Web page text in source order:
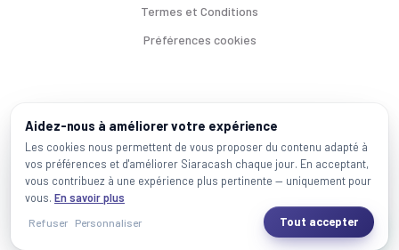
Termes et Conditions
Préférences cookies
Voitures par ville
Casablanca | | Mohammadia |Salé | |
Marques populaires
Mercedes| |Volkswagen Renault Toyota Peugeot
2026 SiaraCash - Tous les droits sont réservés
Aidez-nous à améliorer votre expérience
Les cookies nous permettent de vous proposer du contenu adapté à
vos préférences et d'améliorer Siaracash chaque jour. En acceptant,
vous contribuez à une expérience plus pertinente — uniquement pour
vous. En savoir plus
Refuser Personnaliser Tout accepter